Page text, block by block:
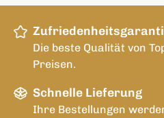
Die beste Qualität von
Preisen.
Schnelle Lieferung
Ihre Bestellungen